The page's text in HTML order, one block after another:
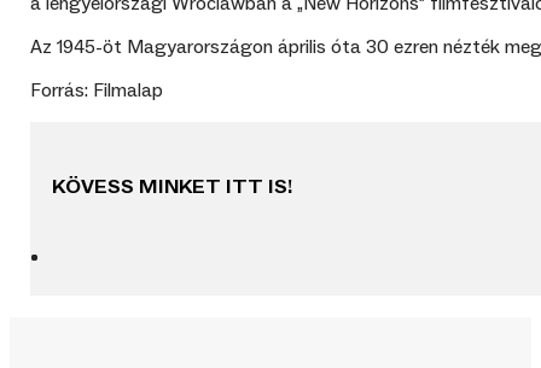
Az 1945-öt Magyarországon április óta 30 ezren nézték
Forrás: Filmalap
KÖVESS MINKET ITT IS!